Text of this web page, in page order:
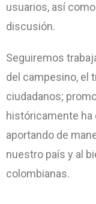
usuarios, así
discusión.
Seguiremos
del campesino, el
ciudadanos;
históricamente ha
aportando de
nuestro país y al
colombianas.